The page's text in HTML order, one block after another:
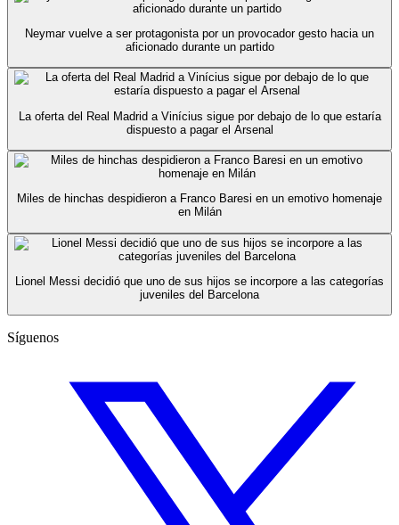
Neymar vuelve a ser protagonista por un provocador gesto hacia un
aficionado durante un partido
La oferta del Real Madrid a Vinícius sigue por debajo de lo que estaría
dispuesto a pagar el Arsenal
Miles de hinchas despidieron a Franco Baresi en un emotivo homenaje
en Milán
Lionel Messi decidió que uno de sus hijos se incorpore a las categorías
juveniles del Barcelona
Síguenos